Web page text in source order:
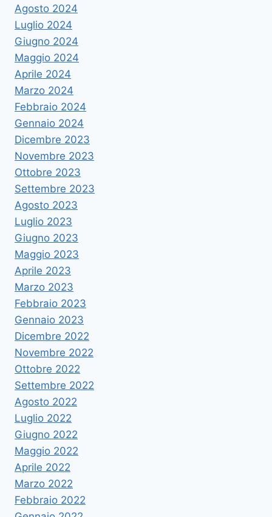
Agosto 2024
Luglio 2024
Giugno 2024
Maggio 2024
Aprile 2024
Marzo 2024
Febbraio 2024
Gennaio 2024
Dicembre 2023
Novembre 2023
Ottobre 2023
Settembre 2023
Agosto 2023
Luglio 2023
Giugno 2023
Maggio 2023
Aprile 2023
Marzo 2023
Febbraio 2023
Gennaio 2023
Dicembre 2022
Novembre 2022
Ottobre 2022
Settembre 2022
Agosto 2022
Luglio 2022
Giugno 2022
Maggio 2022
Aprile 2022
Marzo 2022
Febbraio 2022